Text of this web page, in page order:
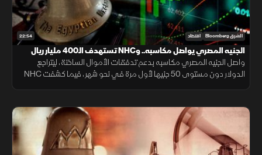
22:54 الشرق Bloomberg اقتصاد
الجنيه المصري يواصل مكاسبه.. وNHC تستهدف الـ400 مليار ريال
واصل الجنيه المصري مكاسبه بدعم تدفقات الأموال الساخنة، ليتراجع
الدولار دون مستوى 50 جنيها لأول مرة في نحو شهر، فيما كشفت NHC